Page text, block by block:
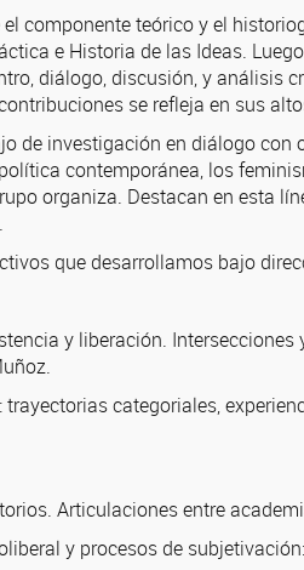
componente teórico y el
e Historia de las Ideas.
diálogo, discusión, y análisis
se refleja en sus
de investigación en diálogo
contemporánea, los
organiza. Destacan en esta
que desarrollamos bajo
y liberación.
categoriales,
Articulaciones entre
y procesos de